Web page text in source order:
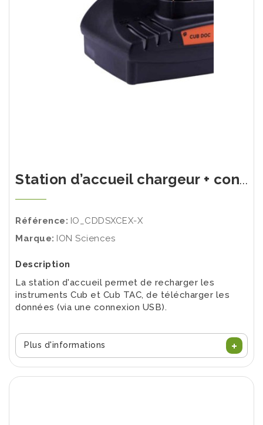
Station d’accueil chargeur + connexion PC pour CUB
Référence: IO_CDDSXCEX-X
Marque: ION Sciences
Description
La station d'accueil permet de recharger les
instruments Cub et Cub TAC, de télécharger les
données (via une connexion USB).
Plus d'informations